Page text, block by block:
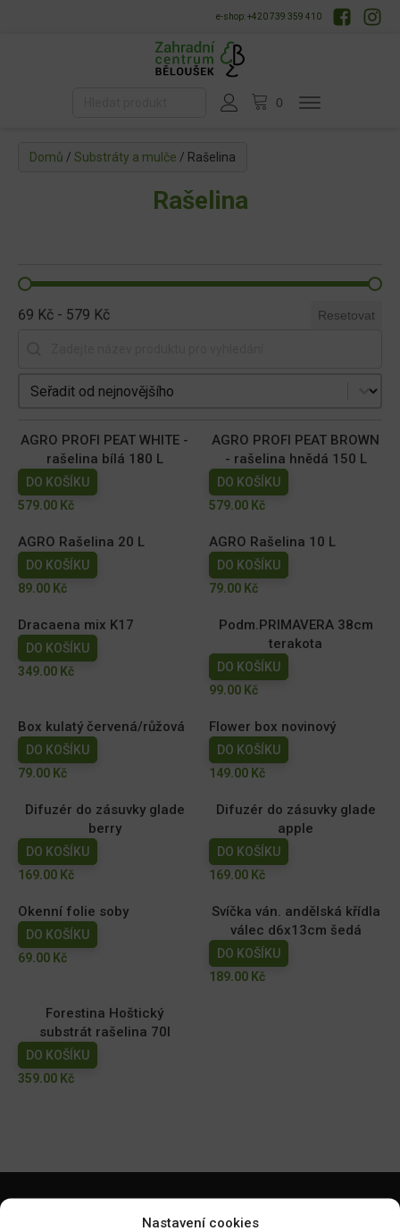
Nastavení cookies
e-shop: +420 739 359 410
Domů / Substráty a mulče / Rašelina
Rašelina
69 Kč - 579 Kč Resetovat
Seřadit produkty
AGRO PROFI PEAT WHITE -
rašelina bílá 180 L
DO KOŠÍKU
579.00 Kč
AGRO PROFI PEAT BROWN
- rašelina hnědá 150 L
DO KOŠÍKU
579.00 Kč
AGRO Rašelina 20 L
DO KOŠÍKU
89.00 Kč
AGRO Rašelina 10 L
DO KOŠÍKU
79.00 Kč
Dracaena mix K17
DO KOŠÍKU
349.00 Kč
Podm.PRIMAVERA 38cm
terakota
DO KOŠÍKU
99.00 Kč
Box kulatý červená/růžová
DO KOŠÍKU
79.00 Kč
Flower box novinový
DO KOŠÍKU
149.00 Kč
Difuzér do zásuvky glade
berry
DO KOŠÍKU
169.00 Kč
Difuzér do zásuvky glade
apple
DO KOŠÍKU
169.00 Kč
Okenní folie soby
DO KOŠÍKU
69.00 Kč
Svíčka ván. andělská křídla
válec d6x13cm šedá
DO KOŠÍKU
189.00 Kč
Forestina Hoštický
substrát rašelina 70l
DO KOŠÍKU
359.00 Kč
DOPRAVA ZDARMA OD 1500 KČ